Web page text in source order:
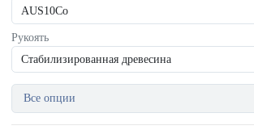
Рукоять
Все опции